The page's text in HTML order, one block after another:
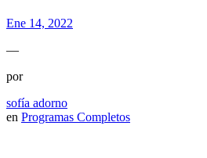
Ene 14, 2022
—
por
sofía adorno
en Programas Completos